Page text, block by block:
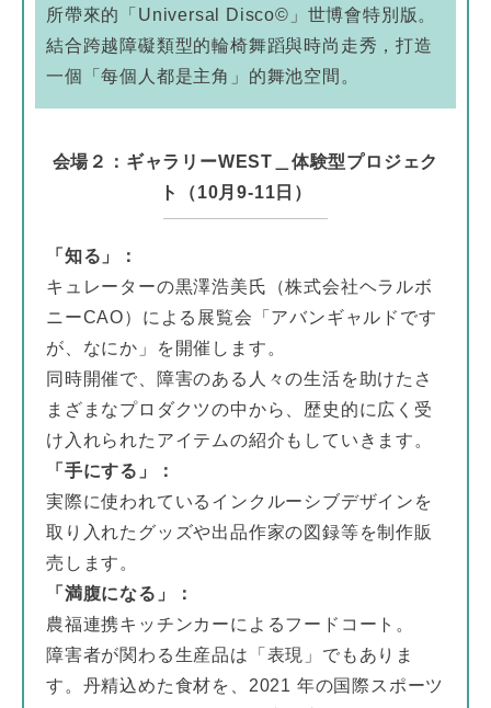
所帶來的「Universal Disco©」世博會特別版。
結合跨越障礙類型的輪椅舞蹈與時尚走秀，打造
一個「每個人都是主角」的舞池空間。
会場２：ギャラリーWEST＿体験型プロジェク
ト（10月9-11日）
「知る」：
キュレーターの黒澤浩美氏（株式会社ヘラルボ
ニーCAO）による展覧会「アバンギャルドです
が、なにか」を開催します。
同時開催で、障害のある人々の生活を助けたさ
まざまなプロダクツの中から、歴史的に広く受
け入れられたアイテムの紹介もしていきます。
「手にする」：
実際に使われているインクルーシブデザインを
取り入れたグッズや出品作家の図録等を制作販
売します。
「満腹になる」：
農福連携キッチンカーによるフードコート。
障害者が関わる生産品は「表現」でもありま
す。丹精込めた食材を、2021 年の国際スポーツ